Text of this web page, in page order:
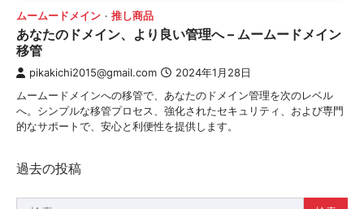
ムームードメイン 推し商品
あなたのドメイン、より良い管理へ – ムームードメイン
移管
pikakichi2015@gmail.com 2024年1月28日
ムームードメインへの移管で、あなたのドメイン管理を次のレベル
へ。シンプルな移管プロセス、強化されたセキュリティ、および専門
的なサポートで、安心と利便性を提供します。
投
稿
過去の投稿